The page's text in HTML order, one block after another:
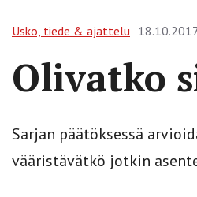
Usko, tiede & ajattelu
Olivatko
Sarjan päätöksessä
vääristävätkö jotkin